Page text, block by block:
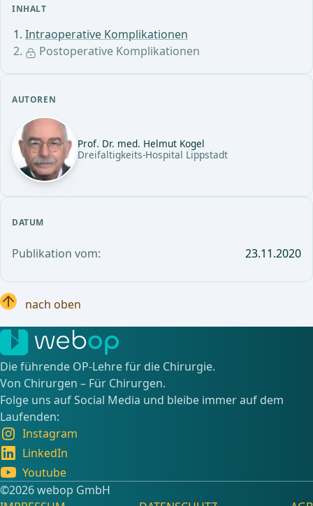
INHALT
Intraoperative Komplikationen
Postoperative Komplikationen
AUTOREN
Prof. Dr. med. Helmut Kogel
Dreifaltigkeits-Hospital Lippstadt
DATUM
Publikation vom: 23.11.2020
nach oben
Die führende OP-Lehre für die Chirurgie.
Von Chirurgen – Für Chirurgen.
Folge uns auf Social Media und bleibe immer auf dem
Laufenden:
Instagram
LinkedIn
Youtube
©️2026 webop GmbH